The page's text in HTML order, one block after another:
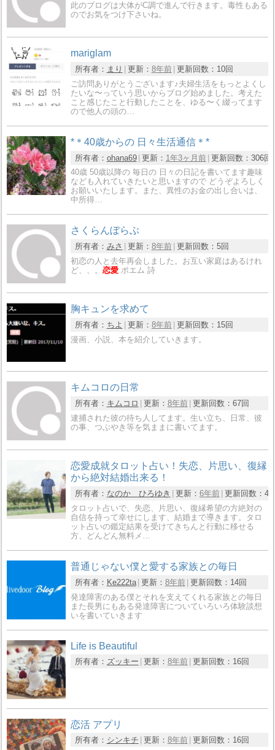
此のブログは大体がC調で進んで行きます。毒性もある
のでお気をつけ下さいね。
mariglam
所有者： まり 更新： 8年前 更新回数： 10回
ご訪問ありがとうございます♪夫婦生活をもっとよくし
たいな〜っていう思いからブログ始めました。考えた
こと感じたこと行動したことを、ゆる〜く綴ってます
ので他人の頭の…
*＊40歳からの 日々生活通信＊*
所有者： ohana69 更新： 1年3ヶ月前 更新回数： 306回
40歳 50歳以降の 毎日の 日々の日記を書いてます趣味
なども入れていきたいと思いますので どうぞよろしく
お願いいたします。また、異性のお金の出し合いは、
中所得…
さくらんぼらぶ
所有者： みさ 更新： 8年前 更新回数： 5回
初恋の人と去年再会しました。お互い家庭はあるけれ
ど、、。恋愛 ポエム 詩
胸キュンを求めて
所有者： ちよ 更新： 8年前 更新回数： 15回
漫画、小説、本を紹介していきます。
キムコロの日常
所有者： キムコロ 更新： 8年前 更新回数： 67回
逮捕された彼の待ち人してます。生い立ち、日常、彼
の事、つぶやき等を気ままに書いてます。
恋愛成就タロット占い！失恋、片思い、復縁
から絶対結婚出来る！
所有者： なのか ひろゆき 更新： 6年前 更新回数：
タロット占いで、失恋、片思い、復縁希望の方絶対の
自信を持って幸せにします、結婚まで導きます。タロ
ット占いの鑑定結果を受けてきちんと行動に移せる
方、どんどん無料メ…
普通じゃない僕と愛する家族との毎日
所有者： Ke222ta 更新： 8年前 更新回数： 14回
発達障害のある僕とそれを支えてくれる家族との毎日
また長男にもある発達障害についていろいろ体験談想
いを書いていきます
Life is Beautiful
所有者： ズッキー 更新： 8年前 更新回数： 16回
恋活 アプリ
所有者： シンキチ 更新： 8年前 更新回数： 16回